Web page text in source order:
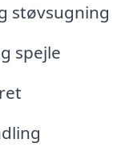
støvsugning
spejle